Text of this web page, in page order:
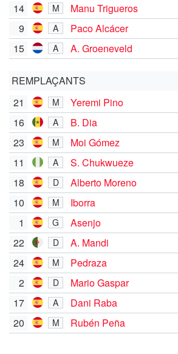
14 M Manu Trigueros
9 A Paco Alcácer
15 A A. Groeneveld
REMPLAÇANTS
21
M Yeremi Pino
16 A B. Dia
23 M Moi Gómez
11 A S. Chukwueze
18 D Alberto Moreno
10 M
Iborra
1
G
Asenjo
22
D
A. Mandi
24
M
Pedraza
2
D
Mario Gaspar
17
A
Dani Raba
20
M Rubén Peña